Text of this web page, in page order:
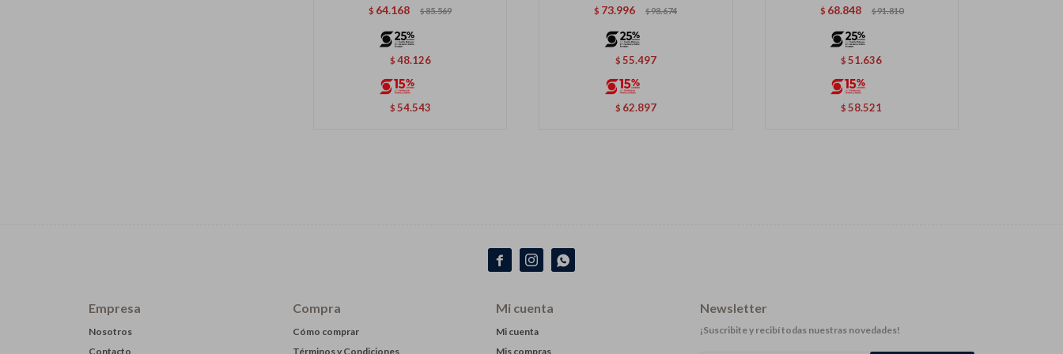
$ 64.168 $85.569
$ 48.126
$ 54.543
$ 73.996 $98.674
$ 55.497
$ 62.897
$ 68.848 $91.810
$ 51.636
$ 58.521
  
Empresa
Nosotros
Contacto
Compra
Cómo comprar
Términos y Condiciones
Mi cuenta
Mi cuenta
Mis compras
Newsletter
¡Suscribite y recibí todas nuestras novedades!